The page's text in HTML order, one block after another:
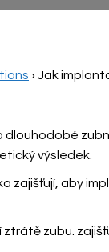
› Jak
dlouhodobé
výsledek.
zajišťují, aby
ztrátě zubu.